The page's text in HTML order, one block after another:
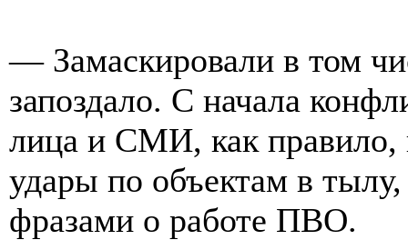
— Замаскировали в том
запоздало. С начала
лица и СМИ, как правило,
удары по объектам в
фразами о работе ПВО.